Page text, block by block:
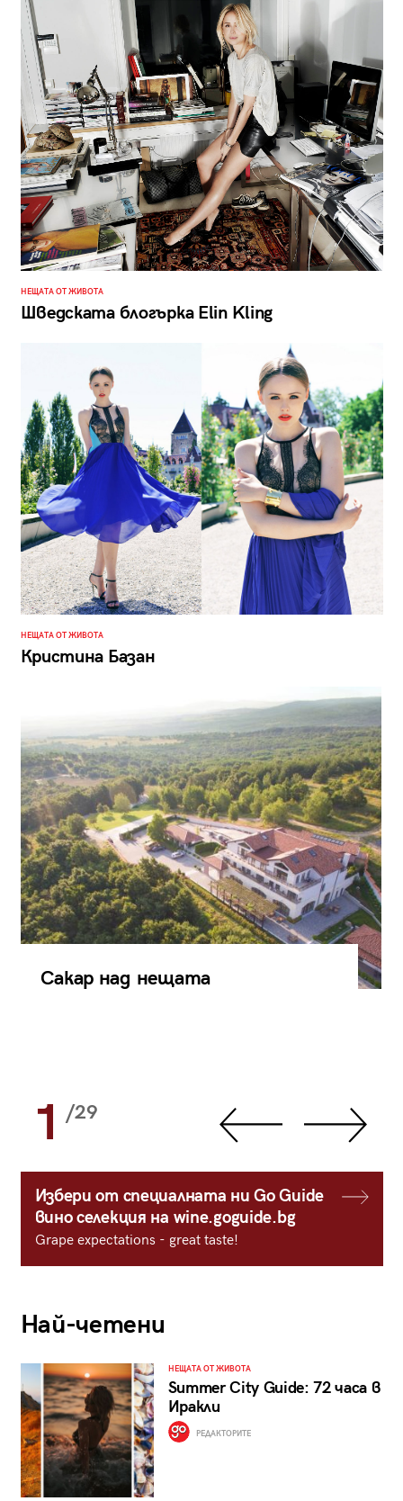
НЕЩАТА ОТ ЖИВОТА
Шведската блогърка Elin Kling
НЕЩАТА ОТ ЖИВОТА
Кристина Базан
Сакар над нещата
1 /29
Избери от специалната ни Go Guide
вино селекция на wine.goguide.bg
Grape expectations - great taste!
Най-четени
НЕЩАТА ОТ ЖИВОТА
Summer City Guide: 72 часа в
Иракли
РЕДАКТОРИТЕ